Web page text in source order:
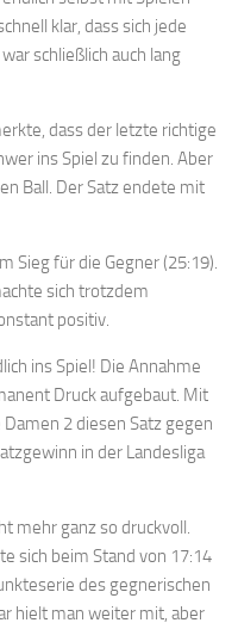
klar, dass sich jede
schließlich auch lang
dass der letzte richtige
ins Spiel zu finden. Aber
Ball. Der Satz endete mit
Sieg für die Gegner (25:19).
sich trotzdem
positiv.
ins Spiel! Die Annahme
Druck aufgebaut. Mit
2 diesen Satz gegen
in der Landesliga
mehr ganz so druckvoll.
sich beim Stand von 17:14
des gegnerischen
hielt man weiter mit, aber